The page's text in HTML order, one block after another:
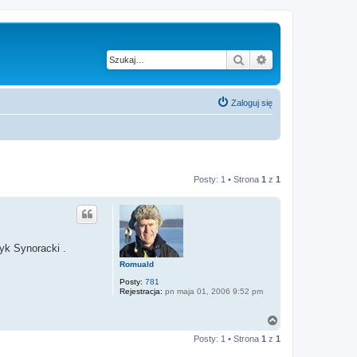
Szukaj
Zaloguj się
Posty: 1 • Strona 1 z 1
Romuald
Posty: 781
Rejestracja: pn maja 01, 2006 9:52 pm
Synoracki .
g
Posty: 1 • Strona 1 z 1